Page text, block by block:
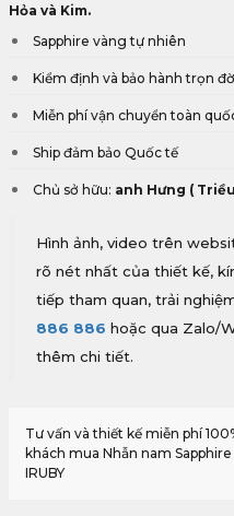
Hỏa và Kim.
Sapphire vàng tự nhiên
Kiểm định và bảo hành trọn
Miễn phí vận chuyển toàn
Ship đảm bảo Quốc tế
Chủ sở hữu: anh Hưng (
Hình ảnh, video trên
rõ nét nhất của thiết kế,
tiếp tham quan, trải
886 886 hoặc qua Zalo/
thêm chi tiết.
Tư vấn và thiết kế miễn phí
khách mua Nhẫn nam
IRUBY